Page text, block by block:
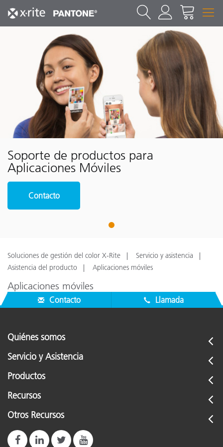
Soporte de productos para
Aplicaciones Móviles
Contacto
1
Soluciones de gestión del color X-Rite
Servicio y asistencia
Asistencia del producto
Aplicaciones móviles
Aplicaciones móviles
Contacto Llamada
Quiénes somos
Servicio y Asistencia
Productos
Recursos
Otros Recursos